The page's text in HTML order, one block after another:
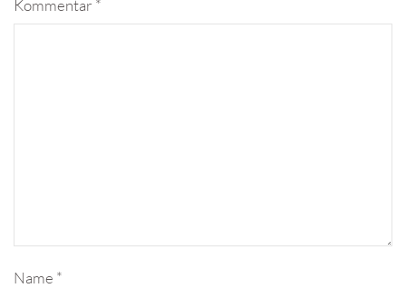
Kommentar *
Name *